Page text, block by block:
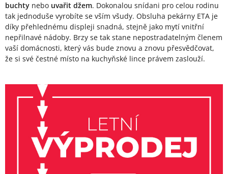
buchty nebo uvařit džem. Dokonalou snídani pro celou rodinu
tak jednoduše vyrobíte se vším všudy. Obsluha pekárny ETA je
díky přehlednému displeji snadná, stejně jako mytí vnitřní
nepřilnavé nádoby. Brzy se tak stane nepostradatelným členem
vaší domácnosti, který vás bude znovu a znovu přesvědčovat,
že si své čestné místo na kuchyňské lince právem zaslouží.